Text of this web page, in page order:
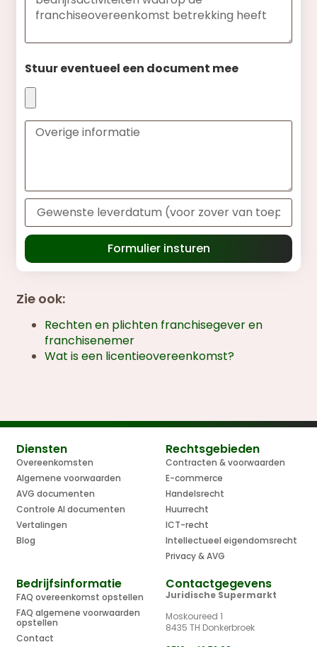
Stuur eventueel een document mee
Formulier insturen
Zie ook:
Rechten en plichten franchisegever en
franchisenemer
Wat is een licentieovereenkomst?
Diensten
Overeenkomsten
Algemene voorwaarden
AVG documenten
Controle AI documenten
Vertalingen
Blog
Rechtsgebieden
Contracten & voorwaarden
E-commerce
Handelsrecht
Huurrecht
ICT-recht
Intellectueel eigendomsrecht
Privacy & AVG
Bedrijfsinformatie
FAQ overeenkomst opstellen
FAQ algemene voorwaarden
opstellen
Contact
Contactgegevens
Juridische Supermarkt
Moskoureed 1
8435 TH Donkerbroek